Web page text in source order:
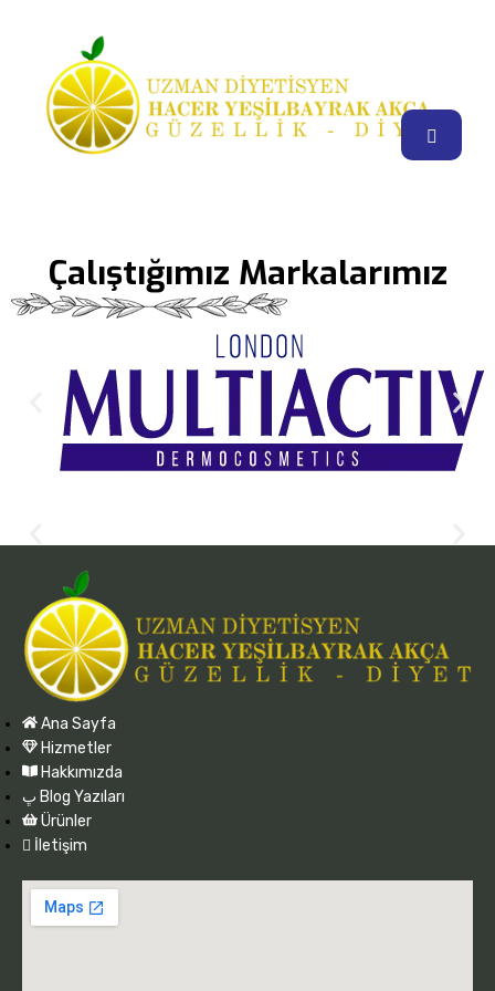
Çalıştığımız Markalarımız
Ana Sayfa
Hizmetler
Hakkımızda
Blog Yazıları
Ürünler
İletişim